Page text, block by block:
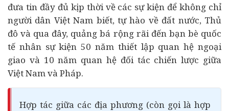
đưa tin đầy đủ kịp thời về các sự kiện để không chỉ
người dân Việt Nam biết, tự hào về đất nước, Thủ
đô và qua đây, quảng bá rộng rãi đến bạn bè quốc
tế nhân sự kiện 50 năm thiết lập quan hệ ngoại
giao và 10 năm quan hệ đối tác chiến lược giữa
Việt Nam và Pháp.
Hợp tác giữa các địa phương (còn gọi là hợp